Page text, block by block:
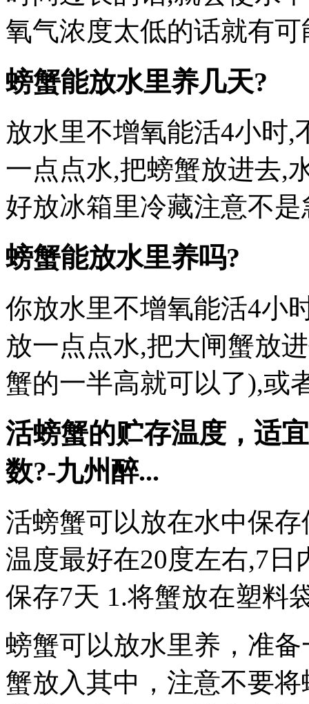
氧气浓度太低的话就有
螃蟹能放水里养几天?
放水里不增氧能活4小时,
一点点水,把螃蟹放进去,
好放冰箱里冷藏注意不
螃蟹能放水里养吗?
你放水里不增氧能活4小
放一点点水,把大闸蟹放
蟹的一半高就可以了),或
活螃蟹的贮存温度，适
数?-九州醉...
活螃蟹可以放在水中保
温度最好在20度左右,7
保存7天 1.将蟹放在塑料
螃蟹可以放水里养，准
蟹放入其中，注意不要